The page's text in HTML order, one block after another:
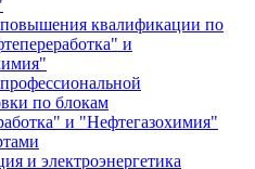
квалификации по
и
по блокам
и "Нефтегазохимия"
и электроэнергетика